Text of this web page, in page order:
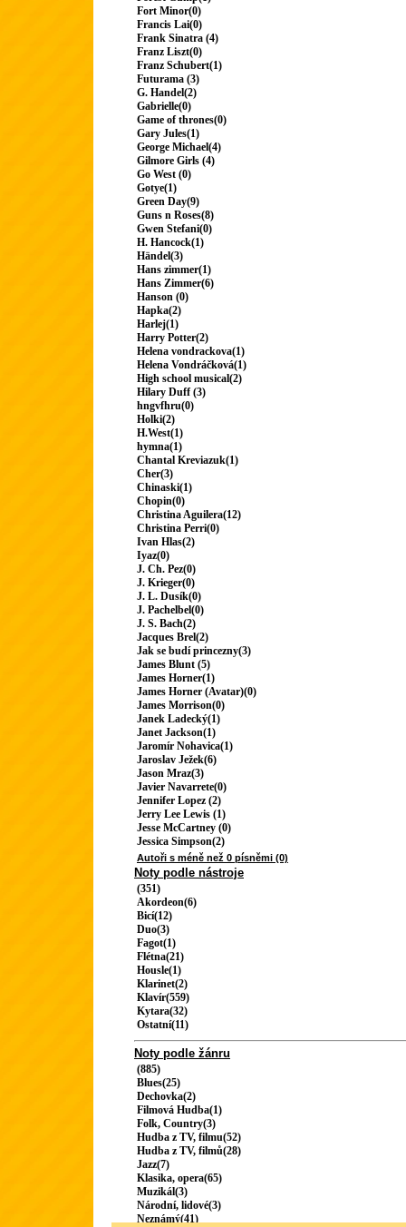
Fort Minor(0)
Francis Lai(0)
Frank Sinatra (4)
Franz Liszt(0)
Franz Schubert(1)
Futurama (3)
G. Handel(2)
Gabrielle(0)
Game of thrones(0)
Gary Jules(1)
George Michael(4)
Gilmore Girls (4)
Go West (0)
Gotye(1)
Green Day(9)
Guns n Roses(8)
Gwen Stefani(0)
H. Hancock(1)
Händel(3)
Hans zimmer(1)
Hans Zimmer(6)
Hanson (0)
Hapka(2)
Harlej(1)
Harry Potter(2)
Helena vondrackova(1)
Helena Vondráčková(1)
High school musical(2)
Hilary Duff (3)
hngvfhru(0)
Holki(2)
H.West(1)
hymna(1)
Chantal Kreviazuk(1)
Cher(3)
Chinaski(1)
Chopin(0)
Christina Aguilera(12)
Christina Perri(0)
Ivan Hlas(2)
Iyaz(0)
J. Ch. Pez(0)
J. Krieger(0)
J. L. Dusík(0)
J. Pachelbel(0)
J. S. Bach(2)
Jacques Brel(2)
Jak se budí princezny(3)
James Blunt (5)
James Horner(1)
James Horner (Avatar)(0)
James Morrison(0)
Janek Ladecký(1)
Janet Jackson(1)
Jaromír Nohavica(1)
Jaroslav Ježek(6)
Jason Mraz(3)
Javier Navarrete(0)
Jennifer Lopez (2)
Jerry Lee Lewis (1)
Jesse McCartney (0)
Jessica Simpson(2)
Autoři s méně než 0 písněmi (0)
Noty podle nástroje
(351)
Akordeon(6)
Bicí(12)
Duo(3)
Fagot(1)
Flétna(21)
Housle(1)
Klarinet(2)
Klavír(559)
Kytara(32)
Ostatní(11)
Noty podle žánru
(885)
Blues(25)
Dechovka(2)
Filmová Hudba(1)
Folk, Country(3)
Hudba z TV, filmu(52)
Hudba z TV, filmů(28)
Jazz(7)
Klasika, opera(65)
Muzikál(3)
Národní, lidové(3)
Neznámý(41)